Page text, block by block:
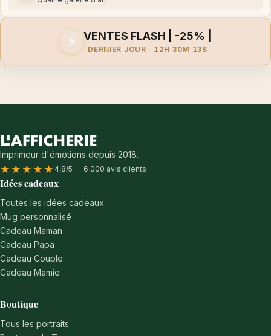
⚡ VENTES FLASH | -25% |
DERNIER JOUR · 12H 30M 13S
Imprimeur d'émotions depuis 2018.
★★★★★ 4,8/5 — 6 000 avis clients
Idées cadeaux
Toutes les idées cadeaux
Mug personnalisé
Cadeau Maman
Cadeau Papa
Cadeau Couple
Cadeau Mamie
Boutique
Tous les portraits